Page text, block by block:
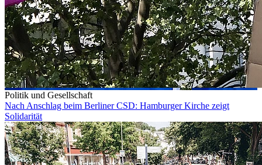
Politik und Gesellschaft
Nach Anschlag beim Berliner CSD: Hamburger Kirche zeigt
Solidarität